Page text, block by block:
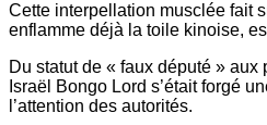
Cette interpellation musclée fait
enflamme déjà la toile kinoise,
Du statut de « faux député »
Israël Bongo Lord s’était forgé
l’attention des autorités.